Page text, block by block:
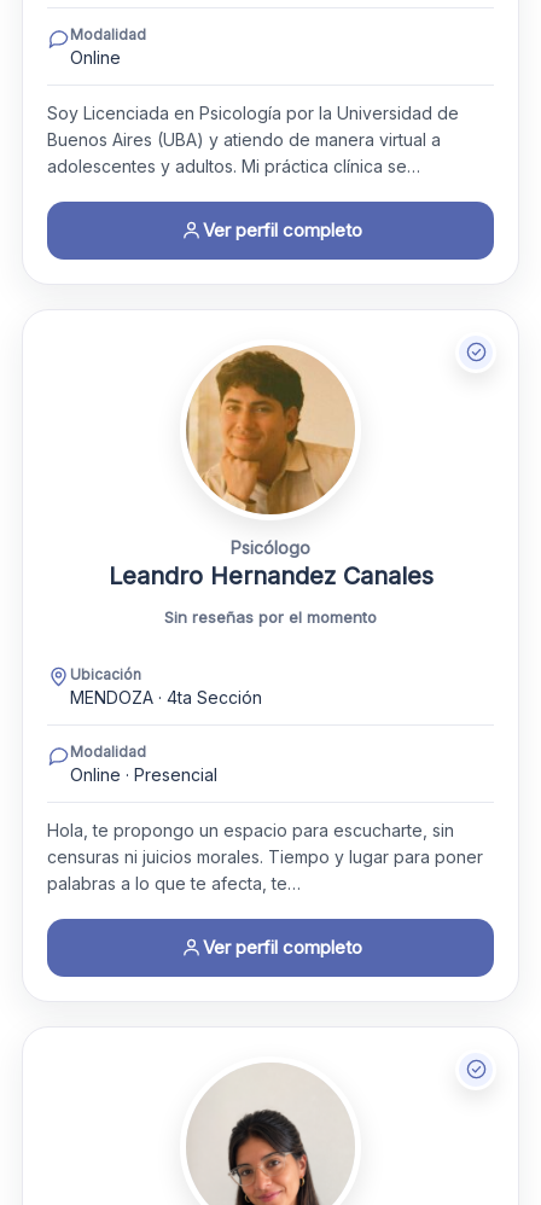
Modalidad
Online
Soy Licenciada en Psicología por la Universidad de
Buenos Aires (UBA) y atiendo de manera virtual a
adolescentes y adultos. Mi práctica clínica se…
Ver perfil completo
Psicólogo
Leandro Hernandez Canales
Sin reseñas por el momento
Ubicación
MENDOZA · 4ta Sección
Modalidad
Online · Presencial
Hola, te propongo un espacio para escucharte, sin
censuras ni juicios morales. Tiempo y lugar para poner
palabras a lo que te afecta, te…
Ver perfil completo